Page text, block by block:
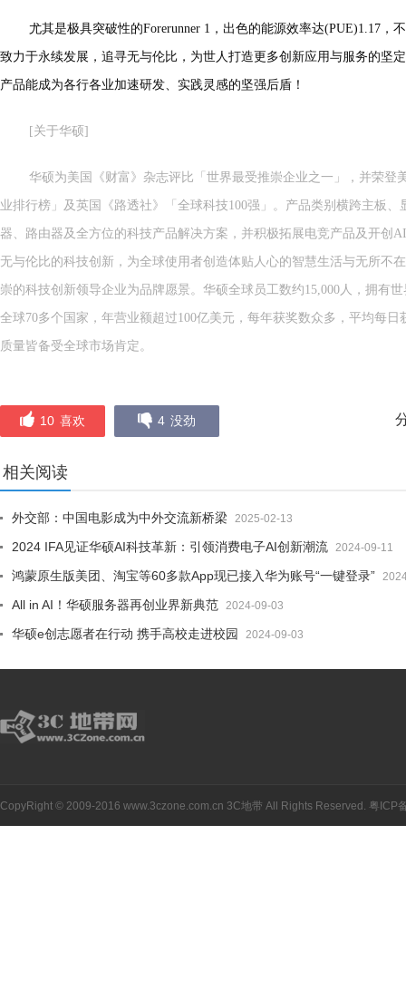
尤其是极具突破性的Forerunner 1，出色的能源效率达(PUE)1.17，
致力于永续发展，追寻无与伦比，为世人打造更多创新应用与服务的坚
产品能成为各行各业加速研发、实践灵感的坚强后盾！
[关于华硕]
华硕为美国《财富》杂志评比「世界最受推崇企业之一」，并荣登
业排行榜」及英国《路透社》「全球科技100强」。产品类别横跨主板
器、路由器及全方位的科技产品解决方案，并积极拓展电竞产品及开创
无与伦比的科技创新，为全球使用者创造体贴人心的智慧生活与无所不
崇的科技创新领导企业为品牌愿景。华硕全球员工数约15,000人，拥有
全球70多个国家，年营业额超过100亿美元，每年获奖数众多，平均每
质量皆备受全球市场肯定。
10 喜欢 4 没劲
相关阅读
外交部：中国电影成为中外交流新桥梁 2025-02-13
2024 IFA见证华硕AI科技革新：引领消费电子AI创新潮流 2024-09-11
鸿蒙原生版美团、淘宝等60多款App现已接入华为账号“一键登录”
All in AI！华硕服务器再创业界新典范 2024-09-03
华硕e创志愿者在行动 携手高校走进校园 2024-09-03
CopyRight © 2009-2016 www.3czone.com.cn 3C地带 All Rights Reserved. 粤ICP